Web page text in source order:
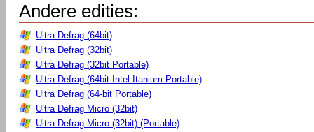
Andere edities:
Ultra Defrag (64bit)
Ultra Defrag (32bit)
Ultra Defrag (32bit Portable)
Ultra Defrag (64bit Intel Itanium Portable)
Ultra Defrag (64-bit Portable)
Ultra Defrag Micro (32bit)
Ultra Defrag Micro (32bit) (Portable)